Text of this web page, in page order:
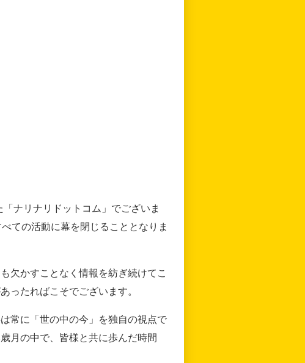
ナリナリドットコム」でございま
ての活動に幕を閉じることとなりま
欠かすことなく情報を紡ぎ続けてこ
ったればこそでございます。
常に「世の中の今」を独自の視点で
月の中で、皆様と共に歩んだ時間